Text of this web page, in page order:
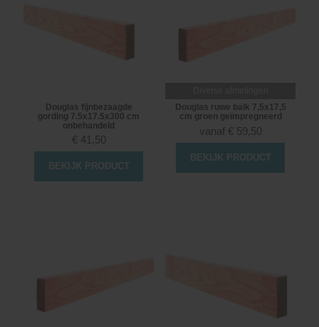
Douglas fijnbezaagde
gording 7.5x17.5x300 cm
onbehandeld
€ 41,50
BEKIJK PRODUCT
Douglas ruwe balk 7,5x17,5
cm groen geïmpregneerd
vanaf € 59,50
BEKIJK PRODUCT